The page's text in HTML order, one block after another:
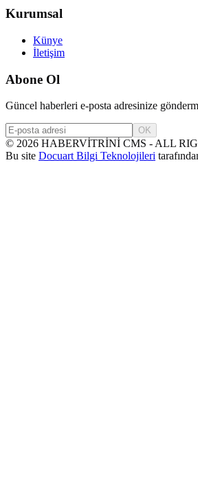
Kurumsal
Künye
İletişim
Abone Ol
Güncel haberleri e-posta adresinize
OK
© 2026 HABERVİTRİNİ CMS - ALL
Bu site Docuart Bilgi Teknolojileri